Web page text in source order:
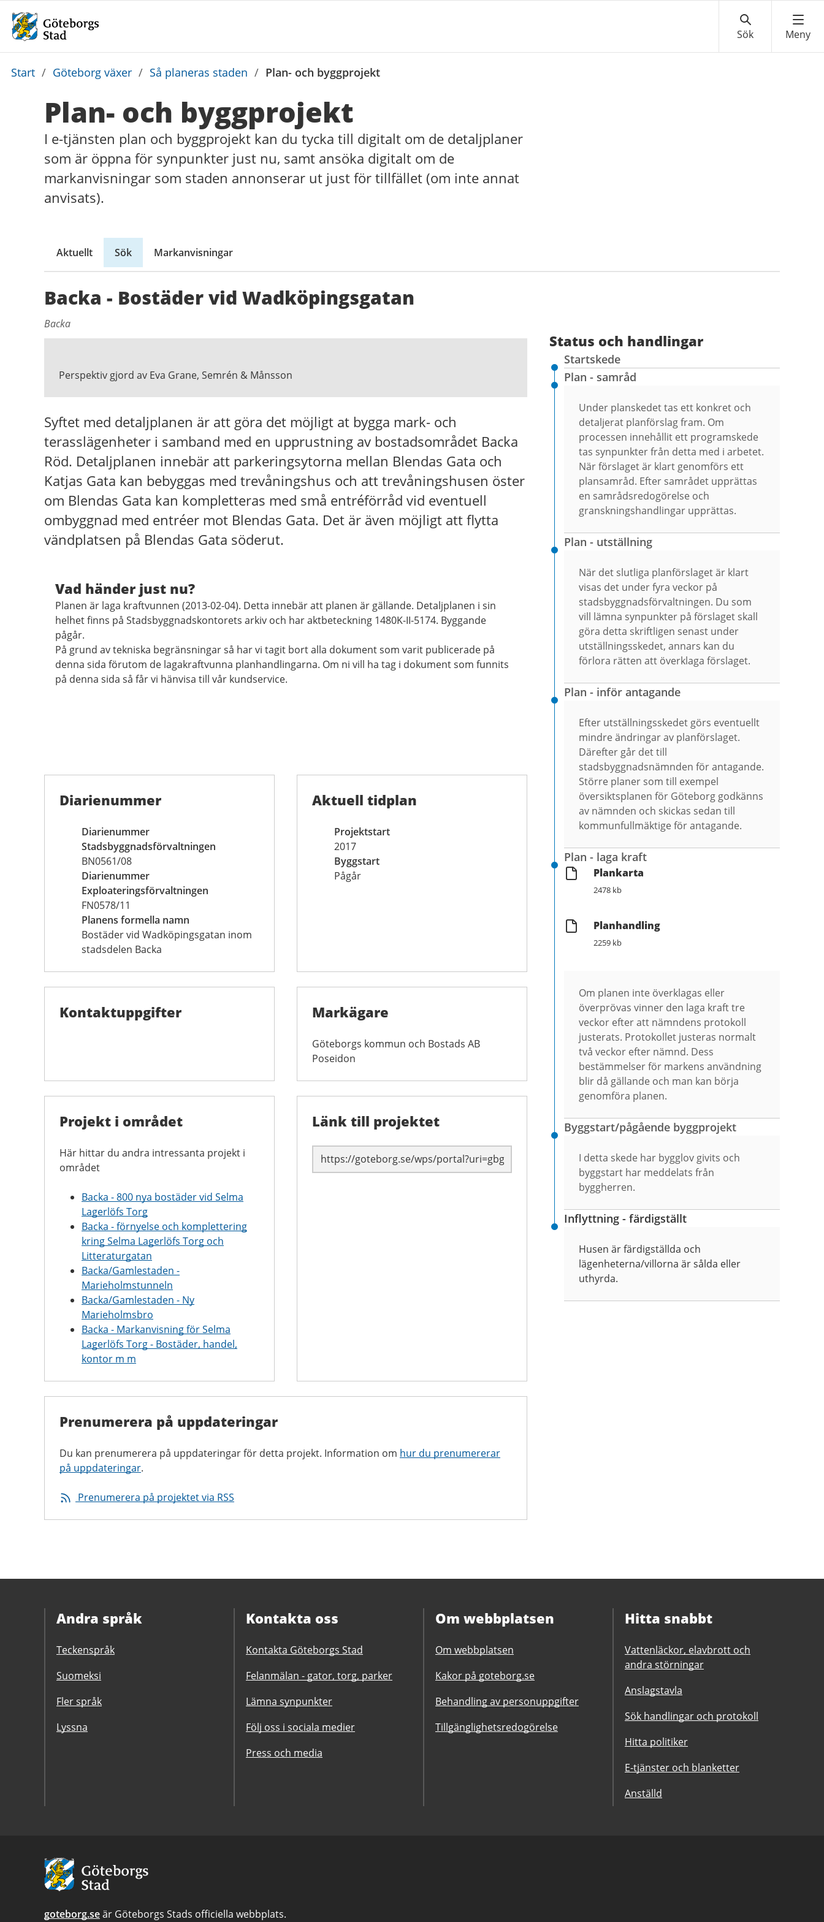
Du
Start / Göteborg växer / Så planeras staden / Plan- och byggprojekt
Plan- och byggprojekt
I e-tjänsten plan och byggprojekt kan du tycka till digitalt om de detaljplaner
som är öppna för synpunkter just nu, samt ansöka digitalt om de
markanvisningar som staden annonserar ut just för tillfället (om inte annat
anvisats).
Aktuellt Sök Markanvisningar
Backa - Bostäder vid Wadköpingsgatan
Backa
Perspektiv gjord av Eva Grane, Semrén & Månsson
Syftet med detaljplanen är att göra det möjligt at bygga mark- och
terasslägenheter i samband med en upprustning av bostadsområdet Backa
Röd. Detaljplanen innebär att parkeringsytorna mellan Blendas Gata och
Katjas Gata kan bebyggas med trevåningshus och att trevåningshusen öster
om Blendas Gata kan kompletteras med små entréförråd vid eventuell
ombyggnad med entréer mot Blendas Gata. Det är även möjligt att flytta
vändplatsen på Blendas Gata söderut.
Vad händer just nu?
Planen är laga kraftvunnen (2013-02-04). Detta innebär att planen är gällande. Detaljplanen i sin
helhet finns på Stadsbyggnadskontorets arkiv och har aktbeteckning 1480K-II-5174. Byggande
pågår.
På grund av tekniska begränsningar så har vi tagit bort alla dokument som varit publicerade på
denna sida förutom de lagakraftvunna planhandlingarna. Om ni vill ha tag i dokument som funnits
på denna sida så får vi hänvisa till vår kundservice.
Diarienummer
Diarienummer
Stadsbyggnadsförvaltningen
BN0561/08
Diarienummer
Exploateringsförvaltningen
FN0578/11
Planens formella namn
Bostäder vid Wadköpingsgatan inom
stadsdelen Backa
Aktuell tidplan
Projektstart
2017
Byggstart
Pågår
Kontaktuppgifter Markägare
Göteborgs kommun och Bostads AB
Poseidon
Projekt i området
Här hittar du andra intressanta projekt i
området
Backa - 800 nya bostäder vid Selma
Lagerlöfs Torg
Backa - förnyelse och komplettering
kring Selma Lagerlöfs Torg och
Litteraturgatan
Backa/Gamlestaden -
Marieholmstunneln
Backa/Gamlestaden - Ny
Marieholmsbro
Backa - Markanvisning för Selma
Lagerlöfs Torg - Bostäder, handel,
kontor m m
Länk till projektet
Prenumerera på uppdateringar
Du kan prenumerera på uppdateringar för detta projekt. Information om hur du prenumererar
på uppdateringar.
Prenumerera på projektet via RSS
Status och handlingar
Startskede
Plan - samråd
Under planskedet tas ett konkret och
detaljerat planförslag fram. Om
processen innehållit ett programskede
tas synpunkter från detta med i arbetet.
När förslaget är klart genomförs ett
plansamråd. Efter samrådet upprättas
en samrådsredogörelse och
granskningshandlingar upprättas.
Plan - utställning
När det slutliga planförslaget är klart
visas det under fyra veckor på
stadsbyggnadsförvaltningen. Du som
vill lämna synpunkter på förslaget skall
göra detta skriftligen senast under
utställningsskedet, annars kan du
förlora rätten att överklaga förslaget.
Plan - inför antagande
Efter utställningsskedet görs eventuellt
mindre ändringar av planförslaget.
Därefter går det till
stadsbyggnadsnämnden för antagande.
Större planer som till exempel
översiktsplanen för Göteborg godkänns
av nämnden och skickas sedan till
kommunfullmäktige för antagande.
Plan - laga kraft
Plankarta
2478 kb
Planhandling
2259 kb
Om planen inte överklagas eller
överprövas vinner den laga kraft tre
veckor efter att nämndens protokoll
justerats. Protokollet justeras normalt
två veckor efter nämnd. Dess
bestämmelser för markens användning
blir då gällande och man kan börja
genomföra planen.
Byggstart/pågående byggprojekt
I detta skede har bygglov givits och
byggstart har meddelats från
byggherren.
Inflyttning - färdigställt
Husen är färdigställda och
lägenheterna/villorna är sålda eller
uthyrda.
Andra språk
Teckenspråk
Suomeksi
Fler språk
Lyssna
Kontakta oss
Kontakta Göteborgs Stad
Felanmälan - gator, torg, parker
Lämna synpunkter
Följ oss i sociala medier
Press och media
Om webbplatsen
Om webbplatsen
Kakor på goteborg.se
Behandling av personuppgifter
Tillgänglighetsredogörelse
Hitta snabbt
Vattenläckor, elavbrott och
andra störningar
Anslagstavla
Sök handlingar och protokoll
Hitta politiker
E-tjänster och blanketter
Anställd
Avsändare:
Göteborgs
Stad
goteborg.seär Göteborgs Stads officiella webbplats.